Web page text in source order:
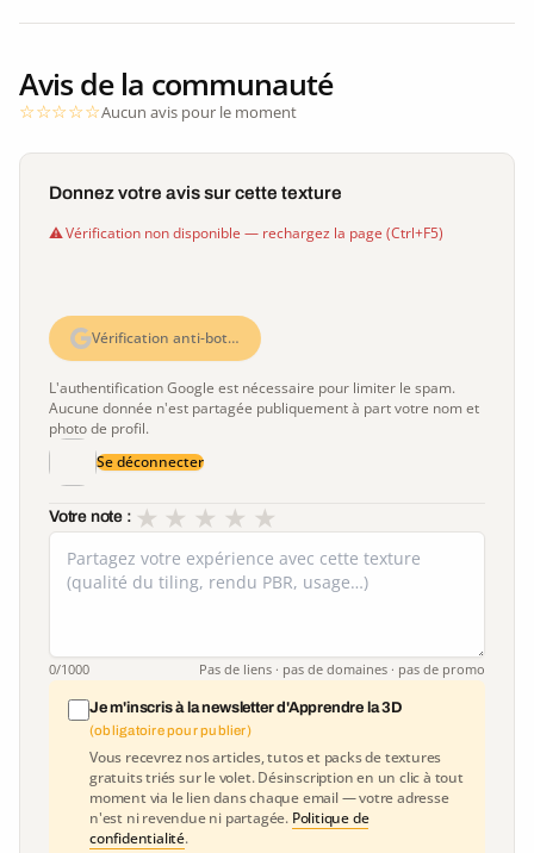
Avis de la communauté
Aucun avis pour le moment
Donnez votre avis sur cette texture
Vérification non disponible — rechargez la page (Ctrl+F5)
Vérification anti-bot…
L'authentification Google est nécessaire pour limiter le spam.
Aucune donnée n'est partagée publiquement à part votre nom et
photo de profil.
Se déconnecter
Votre note : ★
★
★
★
★
0/1000 Pas de liens · pas de domaines · pas de promo
Je m'inscris à la newsletter d'Apprendre la 3D
(obligatoire pour publier)
Vous recevrez nos articles, tutos et packs de textures
gratuits triés sur le volet. Désinscription en un clic à tout
moment via le lien dans chaque email — votre adresse
n'est ni revendue ni partagée. Politique de
confidentialité.